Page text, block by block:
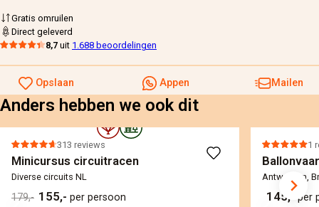
Gratis omruilen
Direct geleverd
8,7 uit 1.688 beoordelingen
Opslaan Appen Mailen
Anders hebben we ook dit
313 reviews
Minicursus circuitracen
Diverse circuits NL
179,- 155,- per persoon
1
Antwerpen,
145,- per